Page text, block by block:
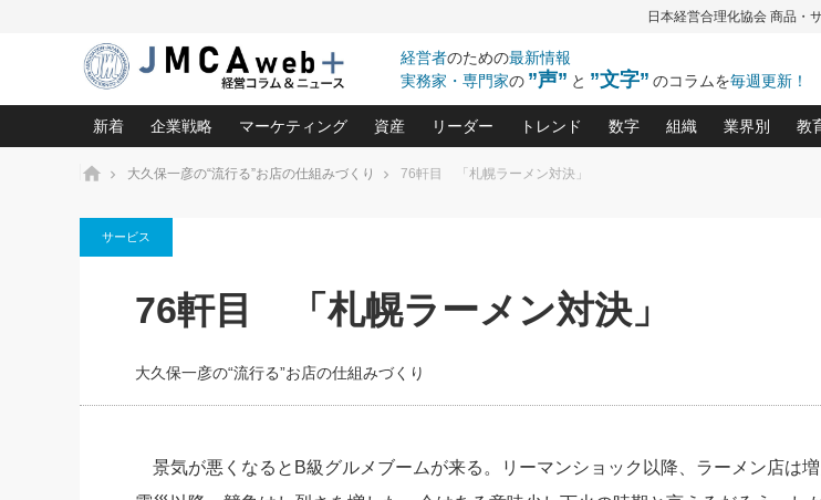
日本経営合理化協会 商品・
経営者のための最新情報
実務家・専門家の ”声” と ”文字” のコラムを毎週更新！
新着
2026.08.5 2026.08.5
企業戦略
中小企業の「１位づくり」戦略(96)
利益を最大化する「業務改善」横田尚哉氏(5)
強い会社を築く ビジネス・クリニック(240)
日本レーザー「人を大切にしながら利益を上げる経営」の極意
武器としてのM&A入門(3)
継続経営 百話百行(85)
野田久美子 香港ビジネス成功法(10)
マーケティング
ロングセラーの玉手箱(9)
は(5)
最高の自分を表現する 成功イメージ戦略(77)
資産
中国経済の最新動向(204)
事業承継の前に、決めておきたい、知っておきたい、やってお
会社と社長のための資産管理講座(95)
リーダー
ピョートル・F・グジバチの『経営戦略の新常識』(12)
次もあなたにお願いしたいと思われる「一流の仕事術
社長の口ぐせ経営哲学(100)
トレンド
北村森の「今月のヒット商品」(109)
数字
会社を守り抜くための緊急対
強い決算書の会社はココが違
賢い社長の「経理財務の見
ろ」(149)
組織
顧客・社員・社会
業界別
大久保一彦
教
ホーム 大久保一彦の“流行る”お店の仕組みづくり 76軒目 「札幌ラーメン対決」
サービス
76軒目 「札幌ラーメン対決」
大久保一彦の“流行る”お店の仕組みづくり
景気が悪くなるとB級グルメブームが来る。リーマンショック以降、ラーメン店は